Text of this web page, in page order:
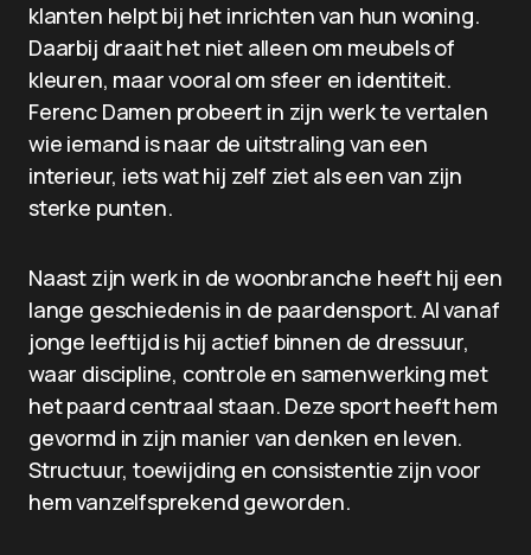
klanten helpt bij het inrichten van hun woning.
Daarbij draait het niet alleen om meubels of
kleuren, maar vooral om sfeer en identiteit.
Ferenc Damen probeert in zijn werk te vertalen
wie iemand is naar de uitstraling van een
interieur, iets wat hij zelf ziet als een van zijn
sterke punten.
Naast zijn werk in de woonbranche heeft hij een
lange geschiedenis in de paardensport. Al vanaf
jonge leeftijd is hij actief binnen de dressuur,
waar discipline, controle en samenwerking met
het paard centraal staan. Deze sport heeft hem
gevormd in zijn manier van denken en leven.
Structuur, toewijding en consistentie zijn voor
hem vanzelfsprekend geworden.